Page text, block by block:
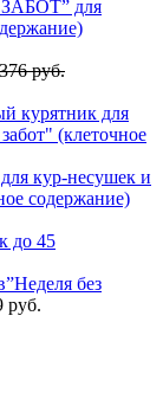
для
руб.
кур-несушек и
содержание)
без
руб.